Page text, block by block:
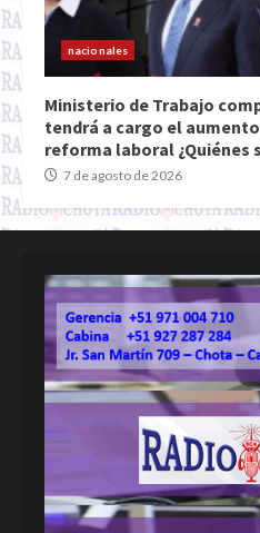
nacionales
Ministerio de Trabajo
tendrá a cargo el
reforma laboral ¿Quiénes
7 de agosto de 2026